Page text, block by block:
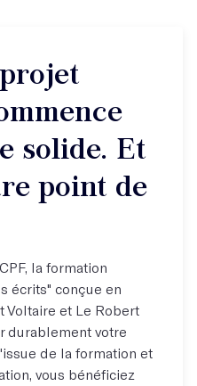
solide. Et
point de
la formation
écrits" conçue en
Voltaire et Le Robert
durablement votre
de la formation et
vous bénéficiez